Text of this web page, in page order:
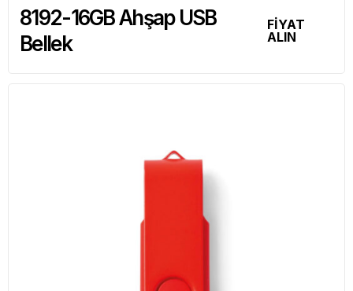
8192-16GB Ahşap USB
Bellek
FİYAT
ALIN